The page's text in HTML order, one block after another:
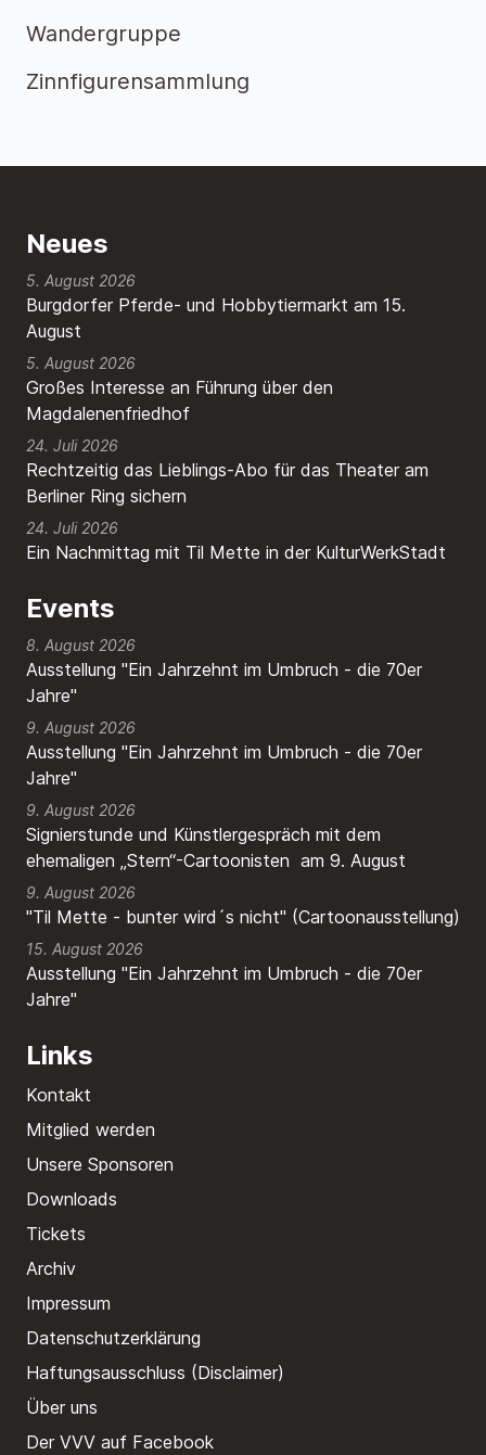
Wandergruppe
Zinnfigurensammlung
Neues
Burgdorfer Pferde- und Hobbytiermarkt am 15.
August
5. August 2026
Großes Interesse an Führung über den
Magdalenenfriedhof
5. August 2026
Rechtzeitig das Lieblings-Abo für das Theater am
Berliner Ring sichern
24. Juli 2026
Ein Nachmittag mit Til Mette in der KulturWerkStadt
24. Juli 2026
Events
8. August 2026
Ausstellung "Ein Jahrzehnt im Umbruch - die 70er
Jahre"
9. August 2026
Ausstellung "Ein Jahrzehnt im Umbruch - die 70er
Jahre"
9. August 2026
Signierstunde und Künstlergespräch mit dem
ehemaligen „Stern“-Cartoonisten am 9. August
9. August 2026
"Til Mette - bunter wird´s nicht" (Cartoonausstellung)
15. August 2026
Ausstellung "Ein Jahrzehnt im Umbruch - die 70er
Jahre"
Links
Kontakt
Mitglied werden
Unsere Sponsoren
Downloads
Tickets
Archiv
Impressum
Datenschutzerklärung
Haftungsausschluss (Disclaimer)
Über uns
Der VVV auf Facebook